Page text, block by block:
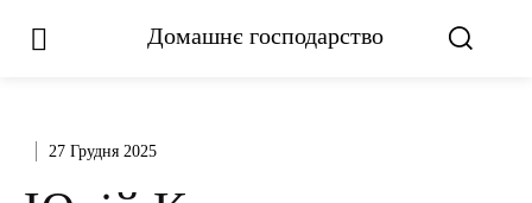
Домашнє господарство
27 Грудня 2025